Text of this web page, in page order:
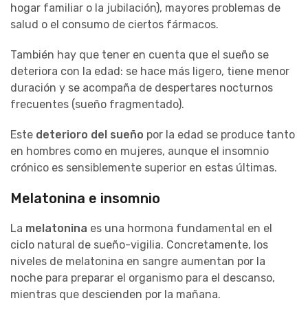
hogar familiar o la jubilación), mayores problemas de
salud o el consumo de ciertos fármacos.
También hay que tener en cuenta que el sueño se
deteriora con la edad: se hace más ligero, tiene menor
duración y se acompaña de despertares nocturnos
frecuentes (sueño fragmentado).
Este deterioro del sueño por la edad se produce tanto
en hombres como en mujeres, aunque el insomnio
crónico es sensiblemente superior en estas últimas.
Melatonina e insomnio
La melatonina es una hormona fundamental en el
ciclo natural de sueño-vigilia. Concretamente, los
niveles de melatonina en sangre aumentan por la
noche para preparar el organismo para el descanso,
mientras que descienden por la mañana.